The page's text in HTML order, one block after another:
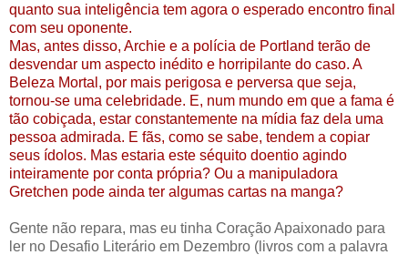
quanto sua inteligência tem agora o esperado encontro final
com seu oponente.
Mas, antes disso, Archie e a polícia de Portland terão de
desvendar um aspecto inédito e horripilante do caso. A
Beleza Mortal, por mais perigosa e perversa que seja,
tornou-se uma celebridade. E, num mundo em que a fama é
tão cobiçada, estar constantemente na mídia faz dela uma
pessoa admirada. E fãs, como se sabe, tendem a copiar
seus ídolos. Mas estaria este séquito doentio agindo
inteiramente por conta própria? Ou a manipuladora
Gretchen pode ainda ter algumas cartas na manga?
Gente não repara, mas eu tinha Coração Apaixonado para
ler no Desafio Literário em Dezembro (livros com a palavra